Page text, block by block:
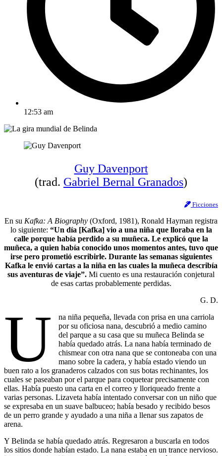
12:53 am
Guy Davenport
(trad. Gabriel Bernal Granados)
Ficciones
En su Kafka: A Biography (Oxford, 1981), Ronald Hayman registra
lo siguiente: “Un día [Kafka] vio a una niña que lloraba en la
calle porque había perdido a su muñeca. Le explicó que la
muñeca, a quien había conocido unos momentos antes, tuvo que
irse pero prometió escribirle. Durante las semanas siguientes
Kafka le envió cartas a la niña en las cuales la muñeca describía
sus aventuras de viaje”. Mi cuento es una restauración conjetural
de esas cartas probablemente perdidas.
G. D.
U
na niña pequeña, llevada con prisa en una carriola
por su oficiosa nana, descubrió a medio camino
del parque a su casa que su muñeca Belinda se
había quedado atrás. La nana había terminado de
chismear con otra nana que se contoneaba con una
mano sobre la cadera, y había estado viendo un
buen rato a los granaderos calzados con sus botas rechinantes, los
cuales se paseaban por el parque para coquetear precisamente con
ellas. Había puesto una carta en el correo y lloriqueado frente a
varias personas. Lizaveta había intentado conversar con un niño que
se expresaba en un suave balbuceo; había besado y recibido besos
de un perro grande y ayudado a una niña a llenar sus zapatos de
arena.
Y Belinda se había quedado atrás. Regresaron a buscarla en todos
los sitios donde habían estado. La nana estaba en un trance nervioso.